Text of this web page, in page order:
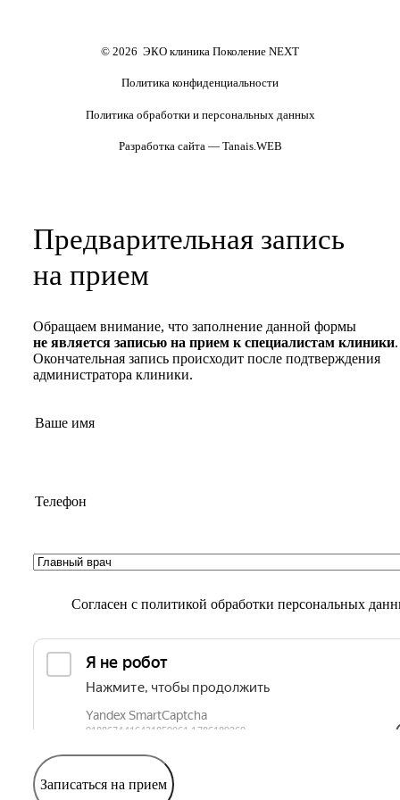
© 2026 ЭКО клиника Поколение NEXT
Политика конфиденциальности
Политика обработки и персональных данных
Разработка сайта — Tanais.WEB
Предварительная запись
на прием
Обращаем внимание, что заполнение данной формы
не является записью на прием к специалистам клиники.
Окончательная запись происходит после подтверждения
администратора клиники.
Согласен с политикой обработки персональных
Записаться на прием